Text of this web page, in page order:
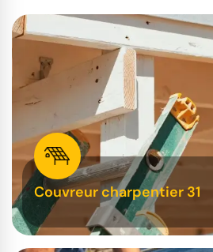
Couvreur charpentier 31